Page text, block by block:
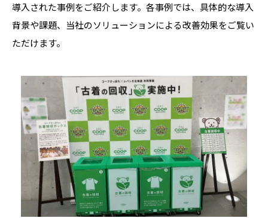
導入された事例をご紹介します。各事例では、具体的な導入
背景や課題、当社のソリューションによる改善効果をご覧い
ただけます。